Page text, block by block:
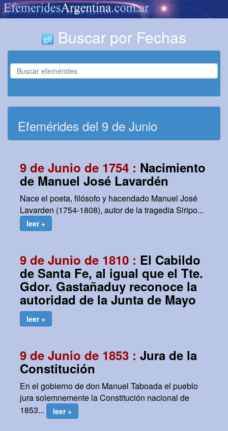
Buscar por Fechas
Efemérides del 9 de Junio
9 de Junio de 1754 : Nacimiento
de Manuel José Lavardén
Nace el poeta, filósofo y hacendado Manuel José
Lavarden (1754-1808), autor de la tragedia Siripo...
leer +
9 de Junio de 1810 : El Cabildo
de Santa Fe, al igual que el Tte.
Gdor. Gastañaduy reconoce la
autoridad de la Junta de Mayo
leer +
9 de Junio de 1853 : Jura de la
Constitución
En el gobierno de don Manuel Taboada el pueblo
jura solemnemente la Constitución nacional de
1853...
leer +